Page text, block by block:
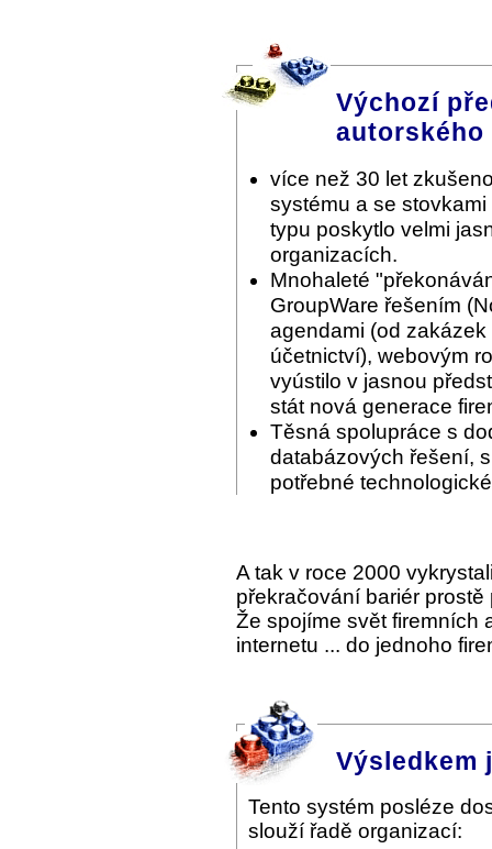
Výchozí
autorského
více než 30 let
systému a se
typu poskytlo velmi
organizacích.
Mnohaleté
GroupWare řešením
agendami (od
účetnictví), webovým
vyústilo v jasnou
stát nová generace
Těsná spolupráce s
databázových řešení,
potřebné
A tak v roce 2000
překračování bariér
Že spojíme svět firemních
internetu ... do jednoho
Výsledkem
Tento systém posléze
slouží řadě organizací: